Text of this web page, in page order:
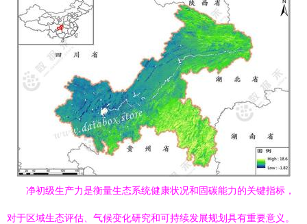
净初级生产力是衡量生态系统健康状况和固碳能力的关键指标，
对于区域生态评估、气候变化研究和可持续发展规划具有重要意义。